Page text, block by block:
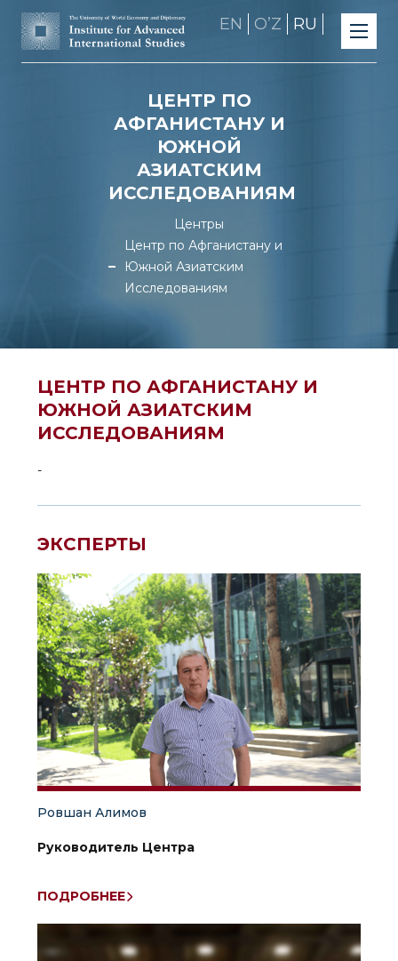
EN OʼZ RU
ЦЕНТР ПО
АФГАНИСТАНУ И
ЮЖНОЙ
АЗИАТСКИМ
ИССЛЕДОВАНИЯМ
Центры
Центр по Афганистану и
Южной Азиатским
Исследованиям
ЦЕНТР ПО АФГАНИСТАНУ И
ЮЖНОЙ АЗИАТСКИМ
ИССЛЕДОВАНИЯМ
-
ЭКСПЕРТЫ
Ровшан Алимов
Руководитель Центра
ПОДРОБНЕЕ